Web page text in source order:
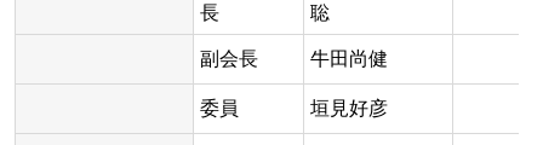
長
聡
副会長 牛田尚健
委員 垣見好彦